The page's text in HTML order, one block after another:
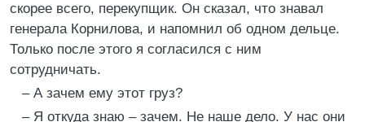
скорее всего, перекупщик. Он сказал, что знавал
генерала Корнилова, и напомнил об одном дельце.
Только после этого я согласился с ним
сотрудничать.
– А зачем ему этот груз?
– Я откуда знаю – зачем. Не наше дело. У нас они